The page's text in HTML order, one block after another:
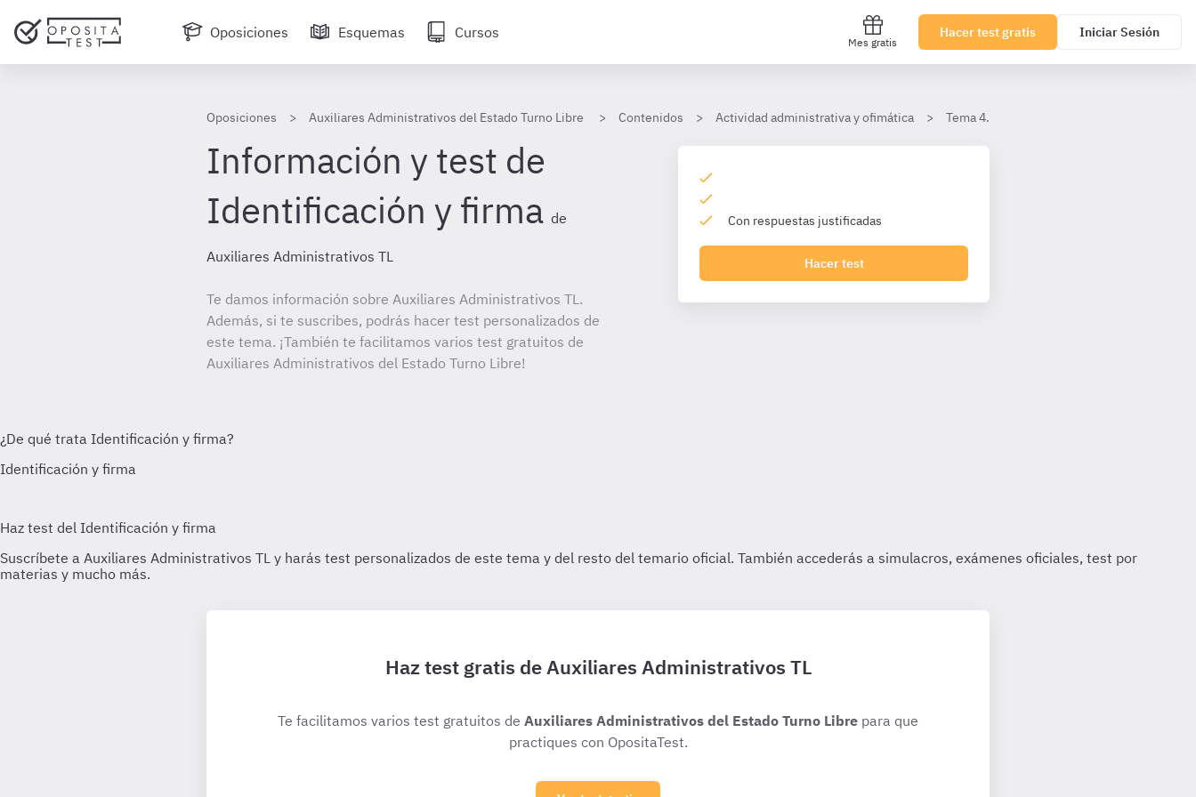
Oposiciones Esquemas Cursos
Mes gratis
Hacer test gratis Iniciar Sesión
Oposiciones Auxiliares Administrativos del Estado Turno Libre Contenidos Actividad administrativa y ofimática Tema 4. Administración electrónica y
Información y test de
Identificación y firma de
Auxiliares Administrativos TL
Te damos información sobre Auxiliares Administrativos TL.
Además, si te suscribes, podrás hacer test personalizados de
este tema. ¡También te facilitamos varios test gratuitos de
Auxiliares Administrativos del Estado Turno Libre!
Con respuestas justificadas
Hacer test
Haz test gratis de Auxiliares Administrativos TL
Te facilitamos varios test gratuitos de Auxiliares Administrativos del Estado Turno Libre para que
practiques con OpositaTest.